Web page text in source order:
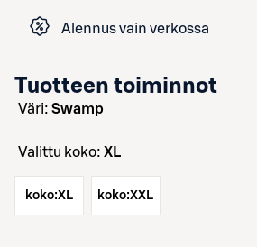
Alennus vain verkossa
Tuotteen toiminnot
väri: Swamp
Valittu koko: XL
koko:XL koko:XXL